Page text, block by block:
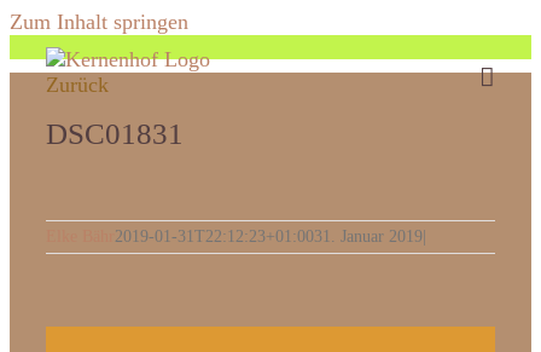
Zum Inhalt springen
Zurück
DSC01831
2019-01-31T22:12:23+01:0031. Januar 2019